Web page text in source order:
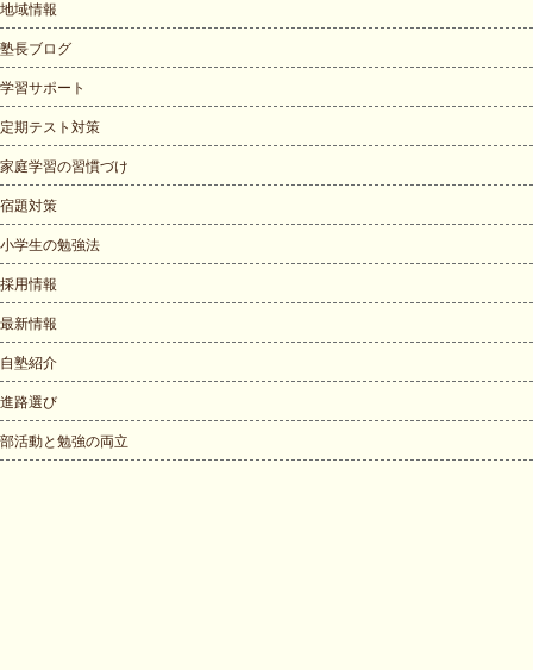
地域情報
塾長ブログ
学習サポート
定期テスト対策
家庭学習の習慣づけ
宿題対策
小学生の勉強法
採用情報
最新情報
自塾紹介
進路選び
部活動と勉強の両立